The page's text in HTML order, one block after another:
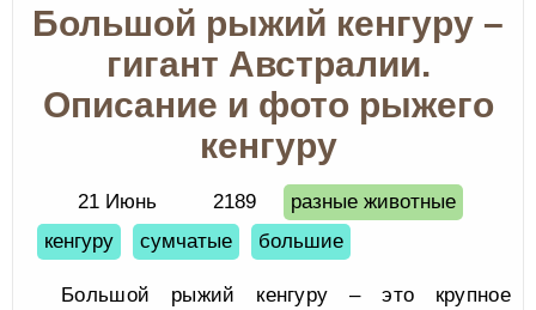
Большой рыжий кенгуру –
гигант Австралии.
Описание и фото рыжего
кенгуру
21 Июнь 2189
разные животные
кенгуру
сумчатые большие
Большой рыжий кенгуру – это крупное